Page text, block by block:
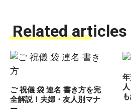
Related articles
ご 祝儀 袋 連名 書き方を完
全解説！夫婦・友人別マナ
ー